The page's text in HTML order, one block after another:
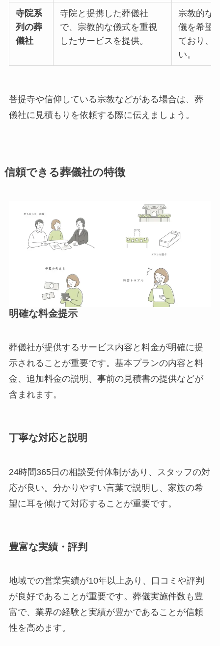
寺院系
列の葬
儀社
寺院と提携した葬儀社
で、宗教的な儀式を重視
したサービスを提供。
宗教的な
儀を希望
ており、
い。
菩提寺や信仰している宗教などがある場合は、葬
儀社に見積もりを依頼する際に伝えましょう。
信頼できる葬儀社の特徴
明確な料金提示
葬儀社が提供するサービス内容と料金が明確に提
示されることが重要です。基本プランの内容と料
金、追加料金の説明、事前の見積書の提供などが
含まれます。
丁寧な対応と説明
24時間365日の相談受付体制があり、スタッフの対
応が良い。分かりやすい言葉で説明し、家族の希
望に耳を傾けて対応することが重要です。
豊富な実績・評判
地域での営業実績が10年以上あり、口コミや評判
が良好であることが重要です。葬儀実施件数も豊
富で、業界の経験と実績が豊かであることが信頼
性を高めます。